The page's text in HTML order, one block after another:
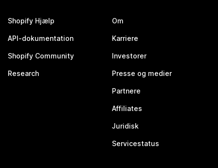
Shopify Hjælp
API-dokumentation
Shopify Community
Research
Om
Karriere
Investorer
Presse og medier
Partnere
Affiliates
Juridisk
Servicestatus